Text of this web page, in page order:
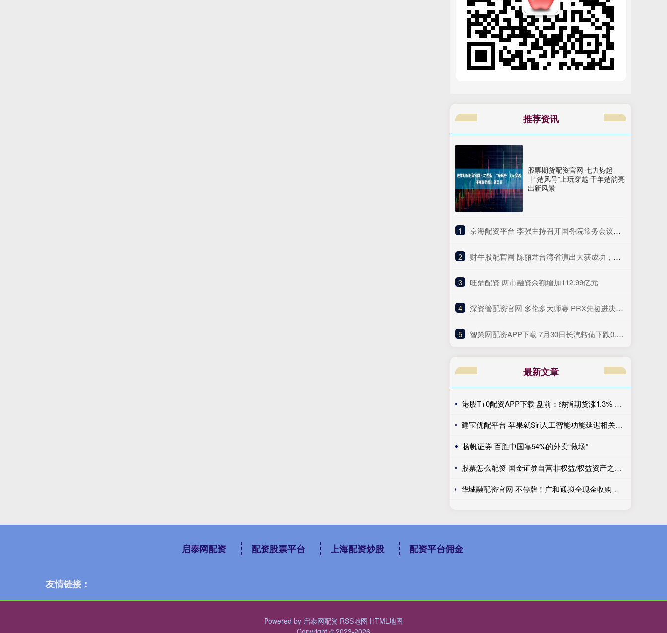
推荐资讯
股票期货配资官网 七力势起
丨“楚风号”上玩穿越 千年楚韵亮
出新风景
1 ​京海配资平台 李强主持召开国务院常务会议研究做强国内大循环重点政策举措落实工作等
2 ​财牛股配官网 陈丽君台湾省演出大获成功，众多粉丝追捧场面热闹，陈丽君太可爱
3 ​旺鼎配资 两市融资余额增加112.99亿元
4 ​深资管配资官网 多伦多大师赛 PRX先挺进决赛 WOL和FNC将争夺最后一个名额_比分_双方_胜利
5 ​智策网配资APP下载 7月30日长汽转债下跌0.33%，转股溢价率101.65%
最新文章
港股T+0配资APP下载 盘前：纳指期货涨1.3% 布伦特原油下跌6.1%
建宝优配平台 苹果就Siri人工智能功能延迟相关诉讼达成和解 重心转向人工智能的交付
扬帆证券 百胜中国靠54%的外卖“救场”
股票怎么配资 国金证券自营非权益/权益资产之比最高 投行收入高达10亿元可利润仍为负值|券商年报
华城融配资官网 不停牌！广和通拟全现金收购航盛电子控制权，标的成立超32年，曾谋求A股独立上市
启泰网配资 配资股票平台 上海配资炒股 配资平台佣金
友情链接：
Powered by 启泰网配资 RSS地图 HTML地图